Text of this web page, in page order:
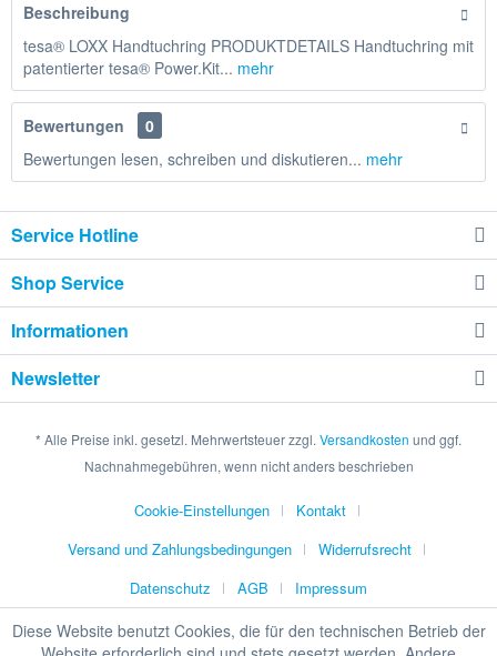
Beschreibung
tesa® LOXX Handtuchring PRODUKTDETAILS Handtuchring mit
patentierter tesa® Power.Kit... mehr
Bewertungen
0
Bewertungen lesen, schreiben und diskutieren... mehr
Service Hotline
Shop Service
Informationen
Newsletter
* Alle Preise inkl. gesetzl. Mehrwertsteuer zzgl. Versandkosten und ggf.
Nachnahmegebühren, wenn nicht anders beschrieben
Cookie-Einstellungen
Kontakt
Versand und Zahlungsbedingungen
Widerrufsrecht
Datenschutz
AGB Impressum
Diese Website benutzt Cookies, die für den technischen Betrieb der